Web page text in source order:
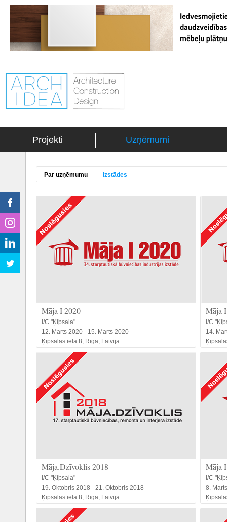
Projekti Uzņēmumi
Par uzņēmumu Izstādes
Māja I 2020
I/C "Ķīpsala"
12. Marts 2020 - 15. Marts 2020
Ķīpsalas iela 8, Rīga, Latvija
Māja
I/C
14.
Māja.Dzīvoklis 2018
I/C "Ķīpsala"
19. Oktobris 2018 - 21. Oktobris 2018
Ķīpsalas iela 8, Rīga, Latvija
Māja
I/C
8.